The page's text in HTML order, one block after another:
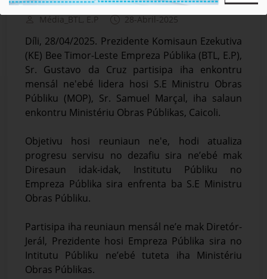
Média_BTL, E.P 28-Abril-2025
Díli, 28/04/2025. Prezidente Komisaun Ezekutiva
(KE) Bee Timor-Leste Empreza Públika (BTL, E.P),
Sr. Gustavo da Cruz partisipa iha enkontru
mensál ne'ebé lidera hosi S.E Ministru Obras
Públiku (MOP), Sr. Samuel Marçal, iha salaun
enkontru Ministériu Obras Públikas, Caicoli.
Objetivu hosi reuniaun ne'e, hodi atualiza
progresu servisu no dezafiu sira ne’ebé mak
Diresaun idak-idak, Institutu Públiku no
Empreza Públika sira enfrenta ba S.E Ministru
Obras Públiku.
Partisipa iha reuniaun mensál ne’e mak Diretór-
Jerál, Prezidente hosi Empreza Públika sira no
Intitutu Públiku ne’ebé tuteta iha Ministériu
Obras Públikas.